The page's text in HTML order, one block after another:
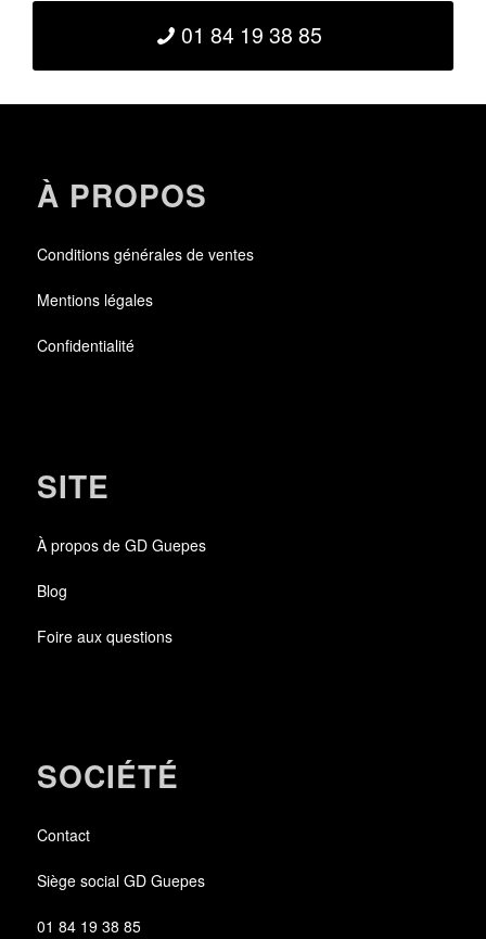
01 84 19 38 85
À PROPOS
Conditions générales de ventes
Mentions légales
Confidentialité
SITE
À propos de GD Guepes
Blog
Foire aux questions
SOCIÉTÉ
Contact
Siège social GD Guepes
01 84 19 38 85